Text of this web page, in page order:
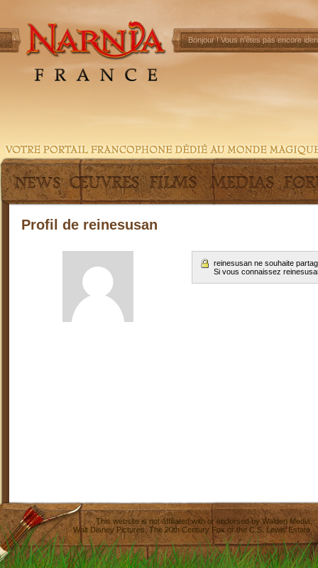
Bonjour !Vous n'êtes pas encore
Profil de reinesusan
reinesusan ne souhaite
Si vous connaissez
This website is not affiliated with or endorsed byWalden Media
Walt Disney Pictures,The 20th Century Fox or the C.S. Lewis Estate.